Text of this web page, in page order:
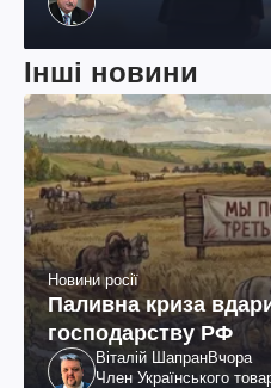
Інші новини
Новини росії
Паливна криза
господарству РФ
Віталій ШапранВчора
Член Українського